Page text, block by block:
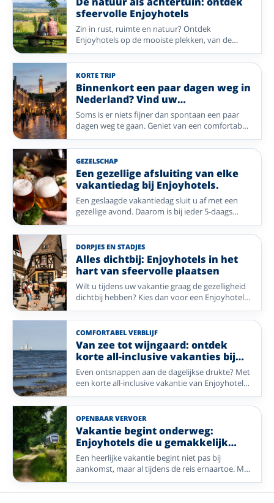
sfeervolle Enjoyhotels
Zin in rust, ruimte en natuur? Ontdek
Enjoyhotels op de mooiste plekken, van de
Veluwe en Achterhoek tot de Wadden, het
Sauerland, de Lüneburger Heide, de Ardennen
en de Franse Noord-Vogezen. Wandel door
bossen en over heidevelden, adem de frisse
zeelucht in of geniet van glooiende
landschappen. Na een dag buiten wacht uw
sfeervolle Enjoyhotel.
KORTE TRIP
Binnenkort een paar dagen weg in
Nederland? Vind uw
Enjoyvakantie; van eilandleven tot
wellness
Soms is er niets fijner dan spontaan een paar
dagen weg te gaan. Geniet van een comfortabel
verblijf, heerlijke maaltijden, gezellig
entertainment en de persoonlijke gastvrijheid
van een Enjoyhotel. Of u nu kiest voor de
Waddeneilanden of een sfeervolle stad: uw
ontspannen vakantie begint hier.
GEZELSCHAP
Een gezellige afsluiting van elke
vakantiedag bij Enjoyhotels.
Een geslaagde vakantiedag sluit u af met een
gezellige avond. Daarom is bij ieder 5-daags
alles-inclusief-arrangement van Enjoyhotels een
avondprogramma inbegrepen. Van live muziek
en bingo tot een ontspannen wandeling of een
wijnproeverij: elk hotel geeft hier zijn eigen
invulling aan. Op deze pagina vergelijkt u acht
hotels in Nederland, België en Duitsland met
ieder een eigen, sfeervol avondprogramma.
DORPJES EN STADJES
Alles dichtbij: Enjoyhotels in het
hart van sfeervolle plaatsen
Wilt u tijdens uw vakantie graag de gezelligheid
dichtbij hebben? Kies dan voor een Enjoyhotel
in of nabij het centrum. Van historische pleinen
en sfeervolle winkelstraten tot gezellige
dorpskernen: stap de deur uit en ontdek direct
de charme van uw vakantiebestemming. Geniet
van comfort, gastvrijheid en alle mooie plekken
die op loopafstand liggen.
COMFORTABEL VERBLIJF
Van zee tot wijngaard: ontdek
korte all-inclusive vakanties bij
Enjoyhotels
Even ontsnappen aan de dagelijkse drukte? Met
een korte all-inclusive vakantie van Enjoyhotels
geniet u in een paar dagen van alles wat een
vakantie bijzonder maakt. Van frisse zeelucht op
de Waddeneilanden tot prachtige landschappen
en gezellige plaatsen in Duitsland en België: uw
verblijf is compleet verzorgd, zodat u alleen nog
hoeft te genieten.
OPENBAAR VERVOER
Vakantie begint onderweg:
Enjoyhotels die u gemakkelijk
bereikt met het OV
Een heerlijke vakantie begint niet pas bij
aankomst, maar al tijdens de reis ernaartoe. Met
deze selectie Enjoyhotels reist u comfortabel
met het openbaar vervoer naar bijzondere